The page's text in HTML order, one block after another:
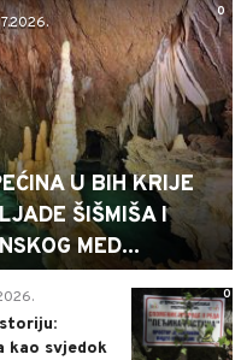
0
U BIH KRIJE
ŠIŠMIŠA I
MED...
0
kao svjedok